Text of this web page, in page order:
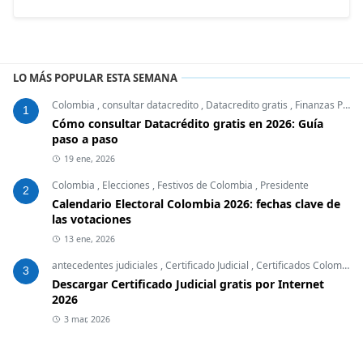
LO MÁS POPULAR ESTA SEMANA
1 Colombia ,consultar datacredito , Datacredito gratis , Finanzas Personales
Cómo consultar Datacrédito gratis en 2026: Guía
paso a paso
19 ene, 2026
2 Colombia , Elecciones , Festivos de Colombia , Presidente
Calendario Electoral Colombia 2026: fechas clave de
las votaciones
13 ene, 2026
3 antecedentes judiciales ,Certificado Judicial ,Certificados Colombia
Descargar Certificado Judicial gratis por Internet
2026
3 mar, 2026